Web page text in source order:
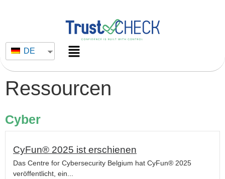
DE
Ressourcen
Cyber
CyFun® 2025 ist erschienen
Das Centre for Cybersecurity Belgium hat CyFun® 2025
veröffentlicht, ein...